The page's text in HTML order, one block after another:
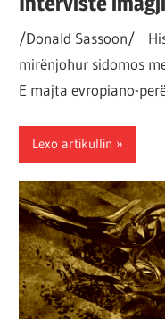
/Donald Sassoon/
mirënjohur sidomos
E majta evropiano-
Lexo artikullin